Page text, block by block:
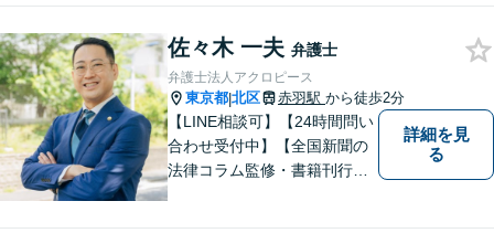
との連携あり。アクロピース
はあなたの味方です！
佐々木 一夫 弁護士
弁護士法人アクロピース
東京都|北区 赤羽駅 から徒歩2分
【LINE相談可】【24時間問い
合わせ受付中】【全国新聞の
法律コラム監修・書籍刊行・
詳細を見
る